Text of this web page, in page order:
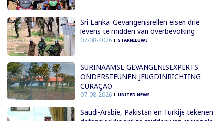
Sri Lanka: Gevangenisrellen eisen drie
levens te midden van overbevolking
07-08-2026 STARNIEUWS
SURINAAMSE GEVANGENISEXPERTS
ONDERSTEUNEN JEUGDINRICHTING
CURAÇAO
07-08-2026 UNITED NEWS
Saudi-Arabië, Pakistan en Turkije tekenen